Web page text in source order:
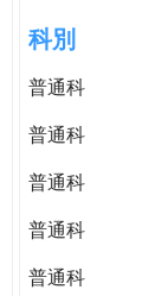
格。
e
r
e
科別
普通科
普通科
普通科
普通科
普通科